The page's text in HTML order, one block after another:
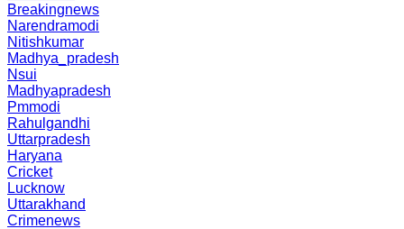
Breakingnews
Narendramodi
Nitishkumar
Madhya_pradesh
Nsui
Madhyapradesh
Pmmodi
Rahulgandhi
Uttarpradesh
Haryana
Cricket
Lucknow
Uttarakhand
Crimenews